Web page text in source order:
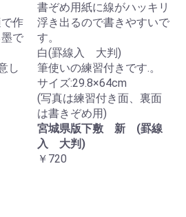
作
で
し
書ぞめ用紙に線がハッキリ
浮き出るので書きやすいで
す。
白(罫線入 大判)
筆使いの練習付きです.。
サイズ:29.8×64cm
(写真は練習付き面、裏面
は書きぞめ用)
宮城県版下敷 新 (罫線
入 大判)
￥720